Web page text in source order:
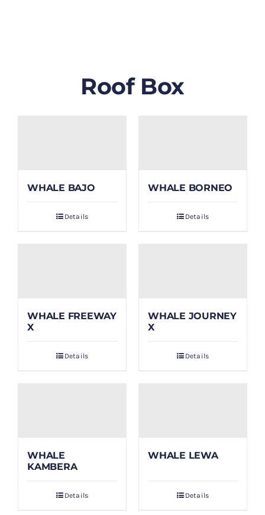
PAYMENT
Roof Box
WHALE BAJO
Details
WHALE BORNEO
Details
WHALE FREEWAY
X
Details
WHALE JOURNEY
X
Details
WHALE
KAMBERA
Details
WHALE LEWA
Details